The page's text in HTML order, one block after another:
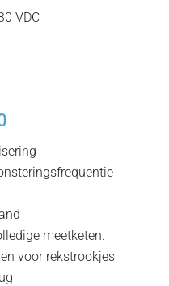
VDC
meetketen.
voor rekstrookjes